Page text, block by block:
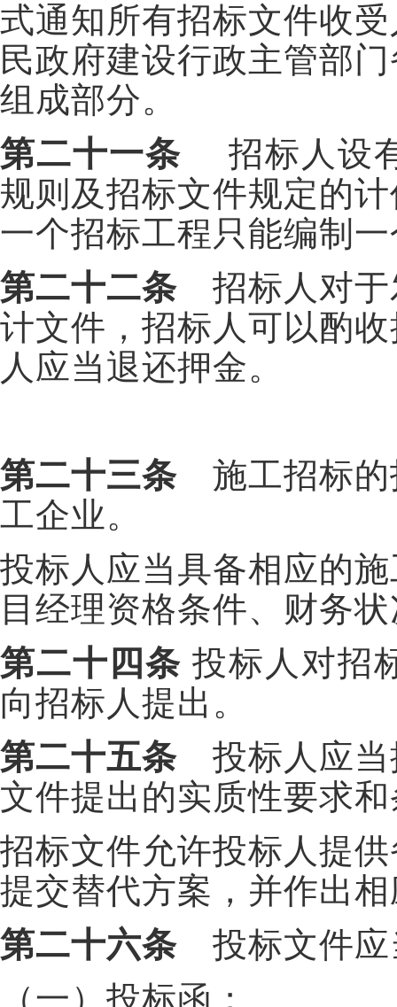
式通知所有招标文件收
民政府建设行政主管部
组成部分。
第二十一条 招标人设
规则及招标文件规定的
一个招标工程只能编制
第二十二条 招标人对于
计文件，招标人可以酌
人应当退还押金。
第二十三条 施工招标的
工企业。
投标人应当具备相应的
目经理资格条件、财务
第二十四条 投标人对招
向招标人提出。
第二十五条 投标人应当
文件提出的实质性要求
招标文件允许投标人提
提交替代方案，并作出
第二十六条 投标文件应
（一）投标函；